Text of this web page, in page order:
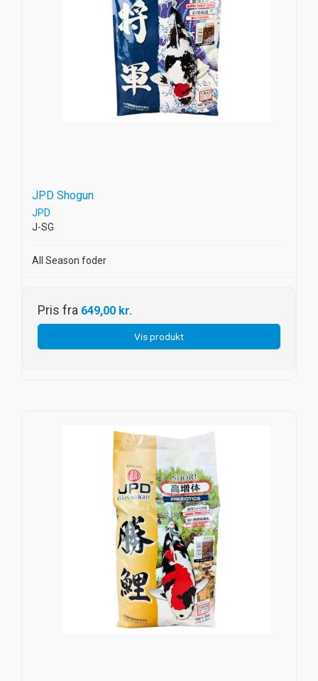
JPD Shogun
JPD
J-SG
All Season foder
Pris fra 649,00 kr.
Vis produkt